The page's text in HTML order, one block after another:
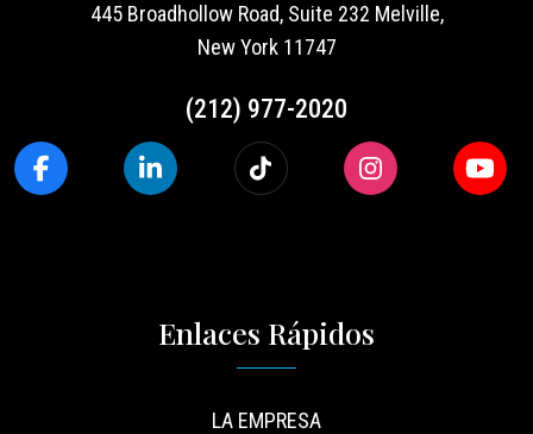
445 Broadhollow Road, Suite 232 Melville,
New York 11747
(212) 977-2020
Enlaces Rápidos
LA EMPRESA